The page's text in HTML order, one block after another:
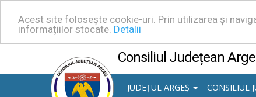
Acest site folosește cookie-uri. Prin utilizarea și
informațiilor stocate. Detalii
Consiliul Județean
JUDEȚUL ARGEȘ
CONSILIUL